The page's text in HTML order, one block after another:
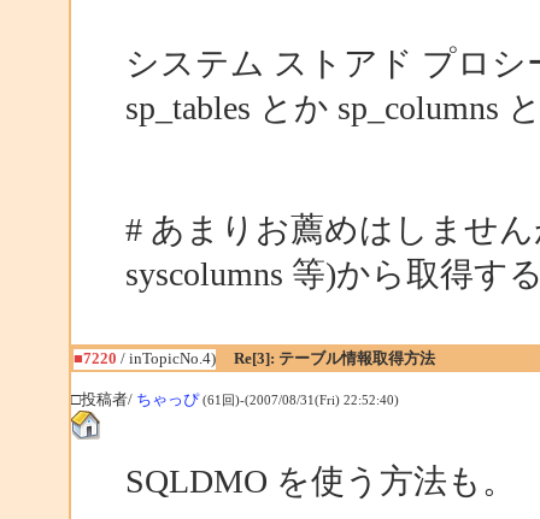
システム ストアド プロ
sp_tables とか sp_columns
# あまりお薦めはしません
syscolumns 等)から取得す
■7220 / inTopicNo.4) Re[3]: テーブル情報取得方法
□投稿者/ ちゃっぴ (61回)-(2007/08/31(Fri) 22:52:40)
SQLDMO を使う方法も。